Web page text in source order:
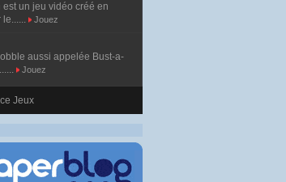
est un jeu vidéo créé en
le......
Jouez
aussi appelée Bust-a-
Jouez
Jeux